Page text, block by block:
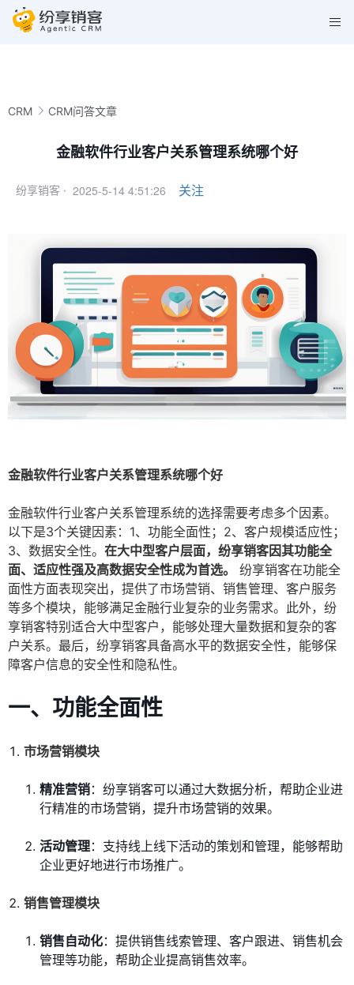
CRM CRM问答文章
金融软件行业客户关系管理系统哪个好
纷享销客 · 2025-5-14 4:51:26 关注
金融软件行业客户关系管理系统哪个好
金融软件行业客户关系管理系统的选择需要考虑多个因素。
以下是3个关键因素：1、功能全面性；2、客户规模适应性；
3、数据安全性。 在大中型客户层面，纷享销客因其功能全
面、适应性强及高数据安全性成为首选。
纷享销客在功能全
面性方面表现突出，提供了市场营销、销售管理、客户服务
等多个模块，能够满足金融行业复杂的业务需求。此外，纷
享销客特别适合大中型客户，能够处理大量数据和复杂的客
户关系。最后，纷享销客具备高水平的数据安全性，能够保
障客户信息的安全性和隐私性。
一、功能全面性
市场营销模块
精准营销：纷享销客可以通过大数据分析，帮助企业进
行精准的市场营销，提升市场营销的效果。
活动管理：支持线上线下活动的策划和管理，能够帮助
企业更好地进行市场推广。
销售管理模块
销售自动化：提供销售线索管理、客户跟进、销售机会
管理等功能，帮助企业提高销售效率。